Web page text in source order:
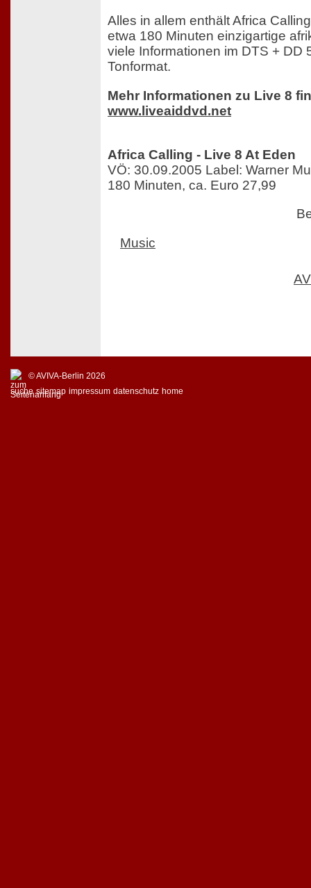
Alles in allem enthält Africa
etwa 180 Minuten einzigartige
viele Informationen im DTS + DD
Tonformat.
Mehr Informationen zu Live 8
www.liveaiddvd.net
Africa Calling - Live 8 At Eden
VÖ: 30.09.2005 Label: Warner
180 Minuten, ca. Euro 27,99
Music
© AVIVA-Berlin 2026
suche sitemap impressum datenschutz home